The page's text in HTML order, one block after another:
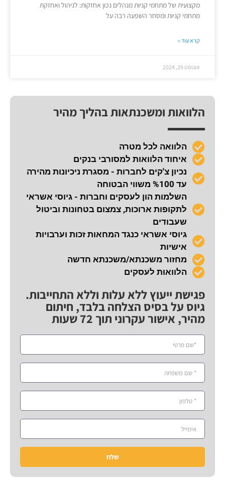
מקצועית של מתחמי קניות מנהלים נכון אחזקות: לניהול ואחזקת
מתחמי קניות ומסחר השפעה רבה על
קרא עוד »
אוגוסט 29, 2024
הלוואות ומשכנתאות בהליך מהיר
הלוואה לכל מטרה
איחוד הלוואות למסורבי בנקים
נכיון צ'קים לחברות - מסגרת ניכיונות מהירה
עד %100 משווי הבטוחה
השלמות הון לעסקים וחברות - גיוסי אשראי
לתקופות ארוכות, צמצום בטחונות וביטול
שעבודים
גיוסי אשראי כנגד המחאות זכות וערבויות
אישיות
מחזור משכנתא/משכנתא חדשה
הלוואות לעסקים
פגישת ייעוץ ללא עלות וללא התחייבות.
גיוס על בסיס הצלחה בלבד, חיתום
מהיר, אישור עקרוני תוך 72 שעות
שלח